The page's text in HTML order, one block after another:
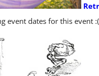
event dates for this event :(